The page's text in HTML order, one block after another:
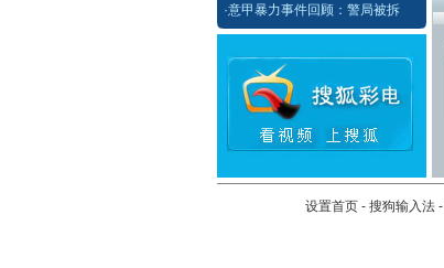
·意甲暴力事件回顾：警局被拆
设置首页 - 搜狗输入法 -